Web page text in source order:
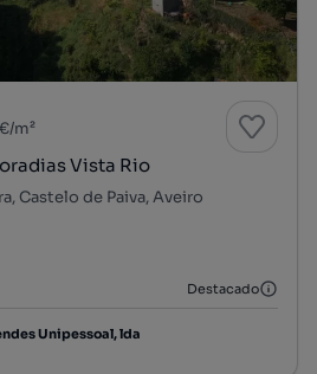
m²
Vista Rio
Castelo de Paiva, Aveiro
Destacado
Unipessoal, lda